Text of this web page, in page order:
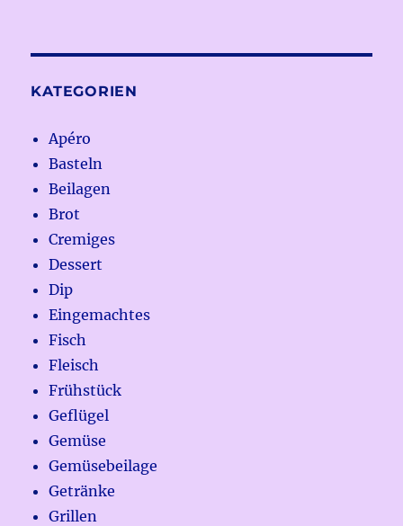
KATEGORIEN
Apéro
Basteln
Beilagen
Brot
Cremiges
Dessert
Dip
Eingemachtes
Fisch
Fleisch
Frühstück
Geflügel
Gemüse
Gemüsebeilage
Getränke
Grillen